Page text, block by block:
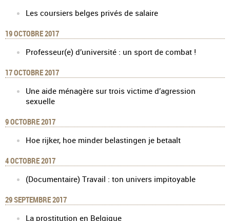
Les coursiers belges privés de salaire
19 OCTOBRE 2017
Professeur(e) d’université : un sport de combat !
17 OCTOBRE 2017
Une aide ménagère sur trois victime d’agression
sexuelle
9 OCTOBRE 2017
Hoe rijker, hoe minder belastingen je betaalt
4 OCTOBRE 2017
(Documentaire) Travail : ton univers impitoyable
29 SEPTEMBRE 2017
La prostitution en Belgique